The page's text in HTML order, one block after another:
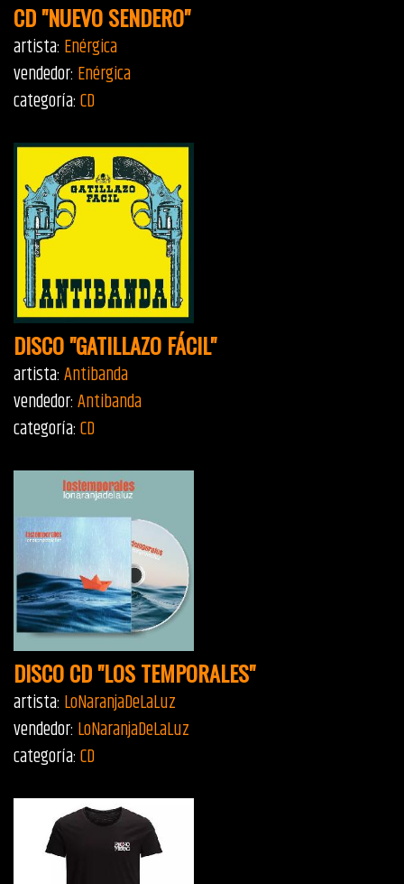
CD "NUEVO SENDERO"
artista: Enérgica
vendedor: Enérgica
categoría:CD
DISCO "GATILLAZO FÁCIL"
artista:Antibanda
vendedor:Antibanda
categoría:CD
DISCO CD "LOS TEMPORALES"
artista: LoNaranjaDeLaLuz
vendedor: LoNaranjaDeLaLuz
categoría:CD